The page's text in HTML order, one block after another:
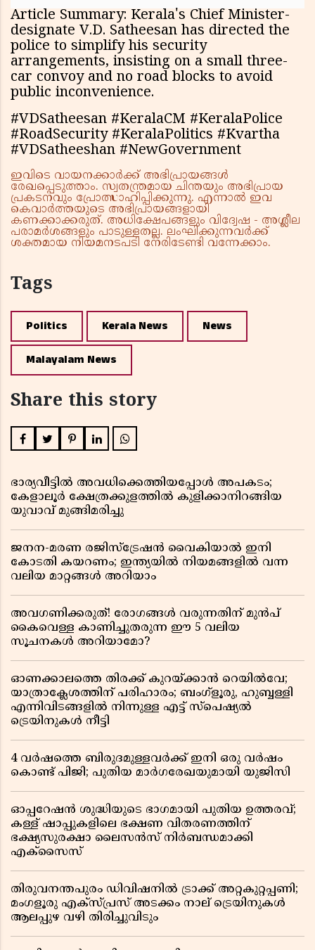
Article Summary: Kerala's Chief Minister-
designate V.D. Satheesan has directed the
police to simplify his security
arrangements, insisting on a small three-
car convoy and no road blocks to avoid
public inconvenience.
#VDSatheesan #KeralaCM #KeralaPolice
#RoadSecurity #KeralaPolitics #Kvartha
#VDSatheeshan #NewGovernment
ഇവിടെ വായനക്കാർക്ക് അഭിപ്രായങ്ങൾ
രേഖപ്പെടുത്താം. സ്വതന്ത്രമായ ചിന്തയും അഭിപ്രായ
പ്രകടനവും പ്രോത്സാഹിപ്പിക്കുന്നു. എന്നാൽ ഇവ
കെവാർത്തയുടെ അഭിപ്രായങ്ങളായി
കണക്കാക്കരുത്. അധിക്ഷേപങ്ങളും വിദ്വേഷ - അശ്ലീല
പരാമർശങ്ങളും പാടുള്ളതല്ല. ലംഘിക്കുന്നവർക്ക്
ശക്തമായ നിയമനടപടി നേരിടേണ്ടി വന്നേക്കാം.
Tags
Politics Kerala News News
Malayalam News
Share this story
ഭാര്യവീട്ടിൽ അവധിക്കെത്തിയപ്പോൾ അപകടം;
കേളാലൂർ ക്ഷേത്രക്കുളത്തിൽ കുളിക്കാനിറങ്ങിയ
യുവാവ് മുങ്ങിമരിച്ചു
ജനന-മരണ രജിസ്ട്രേഷൻ വൈകിയാൽ ഇനി
കോടതി കയറണം; ഇന്ത്യയിൽ നിയമങ്ങളിൽ വന്ന
വലിയ മാറ്റങ്ങൾ അറിയാം
അവഗണിക്കരുത്! രോഗങ്ങൾ വരുന്നതിന് മുൻപ്
കൈവെള്ള കാണിച്ചുതരുന്ന ഈ 5 വലിയ
സൂചനകൾ അറിയാമോ?
ഓണക്കാലത്തെ തിരക്ക് കുറയ്ക്കാൻ റെയിൽവേ;
യാത്രാക്ലേശത്തിന് പരിഹാരം; ബംഗ്ളൂരു, ഹുബ്ബള്ളി
എന്നിവിടങ്ങളിൽ നിന്നുള്ള എട്ട് സ്പെഷ്യൽ
ട്രെയിനുകൾ നീട്ടി
4 വർഷത്തെ ബിരുദമുള്ളവർക്ക് ഇനി ഒരു വർഷം
കൊണ്ട് പിജി; പുതിയ മാർഗരേഖയുമായി യുജിസി
ഓപ്പറേഷൻ ശുദ്ധിയുടെ ഭാഗമായി പുതിയ ഉത്തരവ്;
കള്ള് ഷാപ്പുകളിലെ ഭക്ഷണ വിതരണത്തിന്
ഭക്ഷ്യസുരക്ഷാ ലൈസൻസ് നിർബന്ധമാക്കി
എക്സൈസ്
തിരുവനന്തപുരം ഡിവിഷനിൽ ട്രാക്ക് അറ്റകുറ്റപ്പണി;
മംഗളൂരു എക്സ്പ്രസ് അടക്കം നാല് ട്രെയിനുകൾ
ആലപ്പുഴ വഴി തിരിച്ചുവിടും